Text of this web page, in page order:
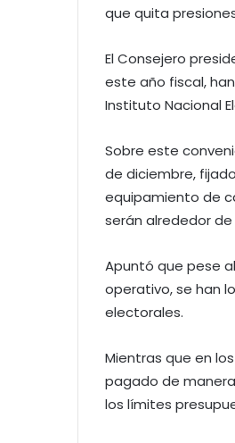
que quita
El Consejero
este año fiscal,
Instituto Nacional
Sobre este
de diciembre,
equipamiento de
serán alrededor
Apuntó que pese
operativo, se han
electorales.
Mientras que en
pagado de
los límites